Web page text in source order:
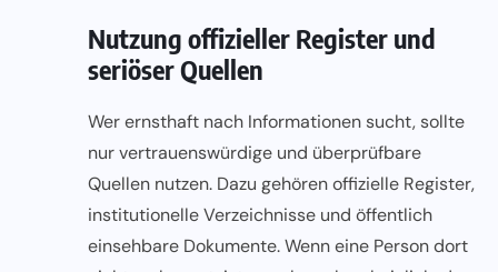
Nutzung offizieller Register und
seriöser Quellen
Wer ernsthaft nach Informationen sucht, sollte
nur vertrauenswürdige und überprüfbare
Quellen nutzen. Dazu gehören offizielle Register,
institutionelle Verzeichnisse und öffentlich
einsehbare Dokumente. Wenn eine Person dort